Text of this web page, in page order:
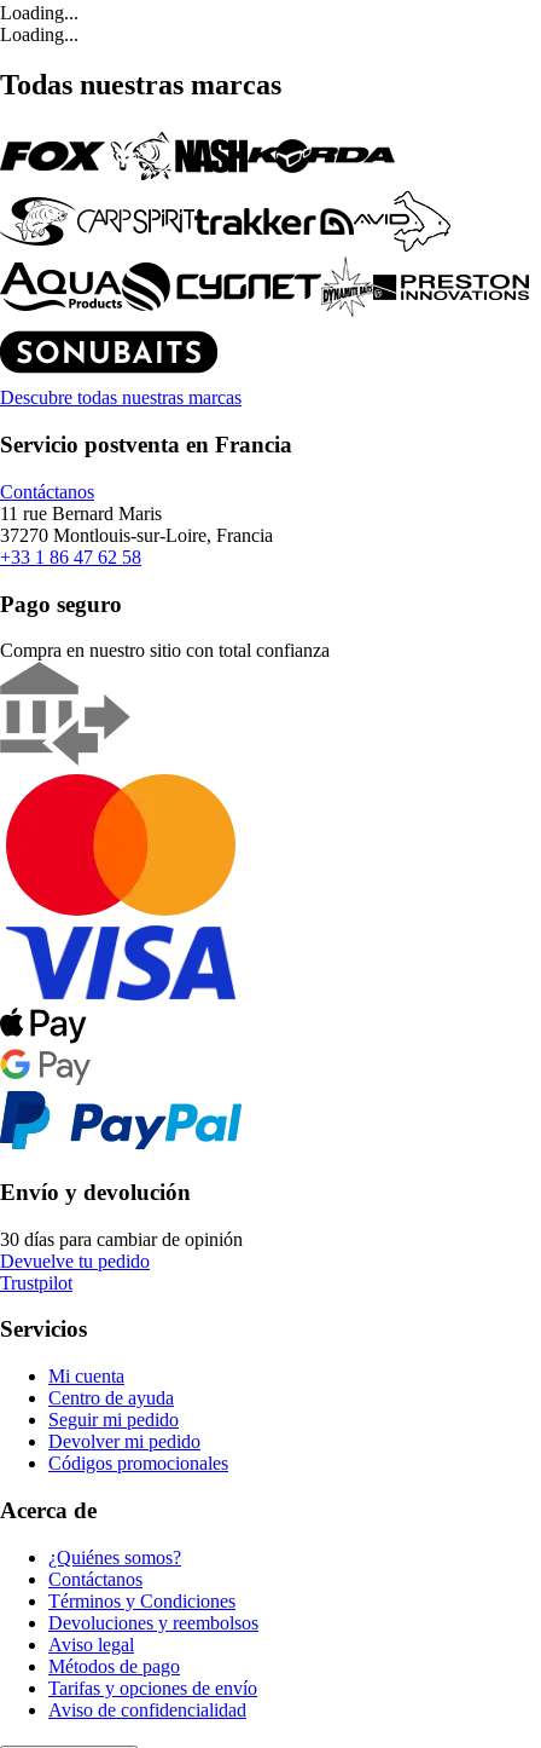
Loading...
Loading...
Todas nuestras marcas
Descubre todas nuestras marcas
Servicio postventa en Francia
Contáctanos
11 rue Bernard Maris
37270 Montlouis-sur-Loire, Francia
+33 1 86 47 62 58
Pago seguro
Compra en nuestro sitio con total confianza
Envío y devolución
30 días para cambiar de opinión
Devuelve tu pedido
Trustpilot
Servicios
Mi cuenta
Centro de ayuda
Seguir mi pedido
Devolver mi pedido
Códigos promocionales
Acerca de
¿Quiénes somos?
Contáctanos
Términos y Condiciones
Devoluciones y reembolsos
Aviso legal
Métodos de pago
Tarifas y opciones de envío
Aviso de confidencialidad